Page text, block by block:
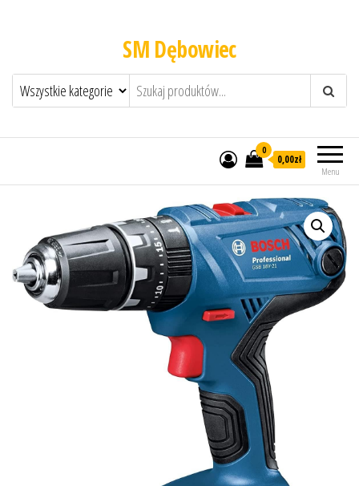
SM Dębowiec
Menu
0
0,00zł